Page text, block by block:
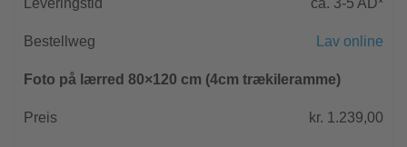
ca. 3-5 AD*
Lav online
Foto på lærred 80×120 cm (4cm trækileramme)
kr. 1.239,00